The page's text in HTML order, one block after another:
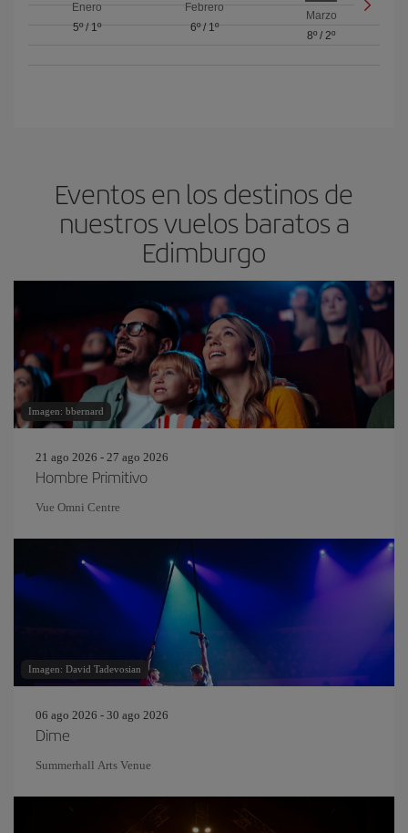
Enero
5º/ 1º
Febrero
6º/ 1º
Marzo
8º /2º
Eventos en los destinos de
nuestros vuelos baratos a
Edimburgo
Imagen: bbernard
21 ago 2026 - 27 ago 2026
Hombre Primitivo
Vue Omni Centre
Imagen: David Tadevosian
06 ago 2026 - 30 ago 2026
Dime
Summerhall Arts Venue